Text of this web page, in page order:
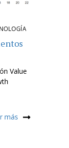
Value
más